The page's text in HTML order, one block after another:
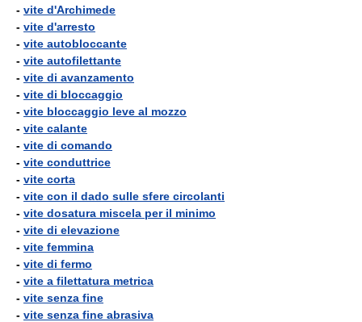
- vite d'Archimede
- vite d'arresto
- vite autobloccante
- vite autofilettante
- vite di avanzamento
- vite di bloccaggio
- vite bloccaggio leve al mozzo
- vite calante
- vite di comando
- vite conduttrice
- vite corta
- vite con il dado sulle sfere circolanti
- vite dosatura miscela per il minimo
- vite di elevazione
- vite femmina
- vite di fermo
- vite a filettatura metrica
- vite senza fine
- vite senza fine abrasiva